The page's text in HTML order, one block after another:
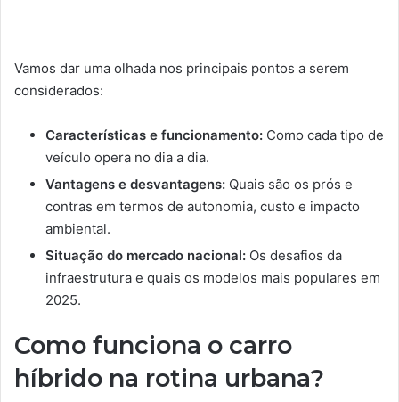
Vamos dar uma olhada nos principais pontos a serem
considerados:
Características e funcionamento: Como cada tipo de
veículo opera no dia a dia.
Vantagens e desvantagens: Quais são os prós e
contras em termos de autonomia, custo e impacto
ambiental.
Situação do mercado nacional: Os desafios da
infraestrutura e quais os modelos mais populares em
2025.
Como funciona o carro
híbrido na rotina urbana?